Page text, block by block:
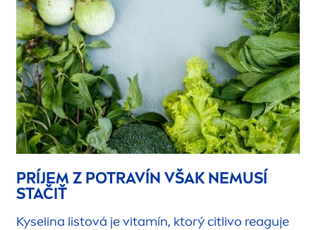
PRÍJEM Z POTRAVÍN VŠAK NEMUSÍ
STAČIŤ
Kyselina listová je vitamín, ktorý citlivo reaguje